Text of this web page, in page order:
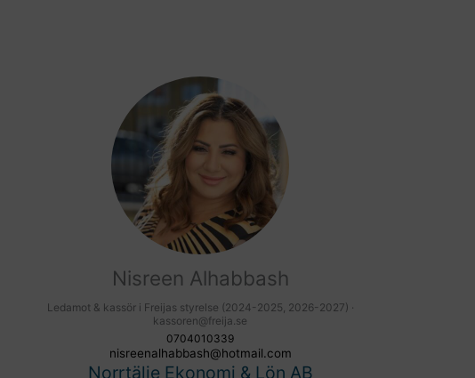
Nisreen Alhabbash
Ledamot & kassör i Freijas styrelse (2024-2025, 2026-2027) ·
kassoren@freija.se
0704010339
nisreenalhabbash@hotmail.com
Norrtälje Ekonomi & Lön AB